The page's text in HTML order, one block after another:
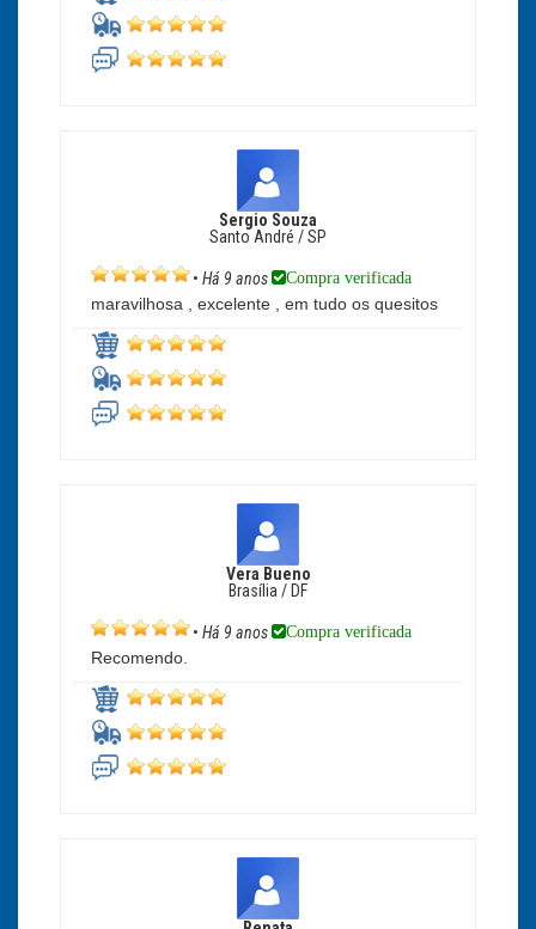
Sergio Souza
Santo André / SP
• Há 9 anos Compra verificada
maravilhosa , excelente , em tudo os quesitos
Vera Bueno
Brasília / DF
• Há 9 anos Compra verificada
Recomendo.